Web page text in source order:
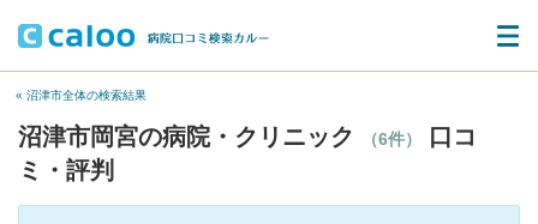
« 沼津市全体の検索結果
沼津市岡宮の病院・クリニック （6件）
口コ
ミ・評判